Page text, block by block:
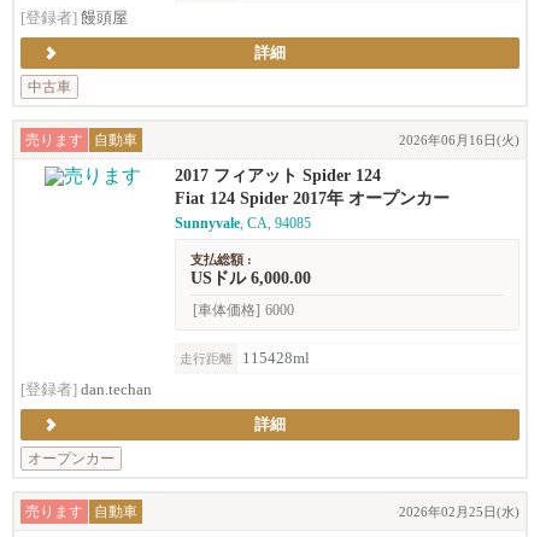
[登録者] 饅頭屋
詳細
中古車
売ります 自動車 2026年06月16日(火)
2017 フィアット Spider 124
Fiat 124 Spider 2017年 オープンカー
Sunnyvale, CA, 94085
支払総額 :
USドル 6,000.00
[車体価格] 6000
走行距離
115428ml
[登録者] dan.techan
詳細
オープンカー
売ります 自動車 2026年02月25日(水)